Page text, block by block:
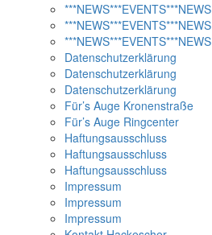
***NEWS***EVENTS***NEWS
***NEWS***EVENTS***NEWS
***NEWS***EVENTS***NEWS
Datenschutzerklärung
Datenschutzerklärung
Datenschutzerklärung
Für’s Auge Kronenstraße
Für’s Auge Ringcenter
Haftungsausschluss
Haftungsausschluss
Haftungsausschluss
Impressum
Impressum
Impressum